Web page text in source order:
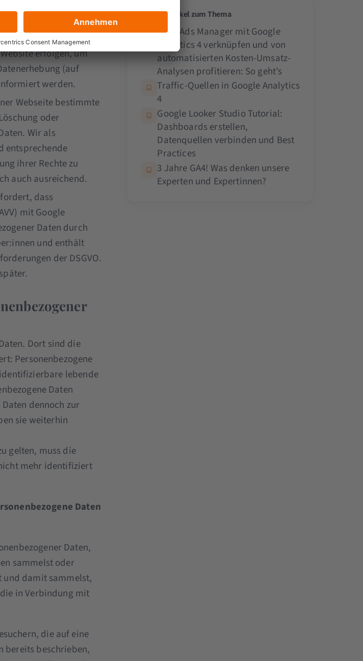
GA4
von Google
erfolgen, um
(auf
werden.
Webseite bestimmte
oder
Wir als
entsprechende
ihrer Rechte zu
auch ausreichend.
dass
mit Google
Daten durch
und enthält
der DSGVO.
Dort sind die
Personenbezogene
lebende
Daten
dennoch zur
sie weiterhin
gelten, muss die
mehr identifiziert
Daten
Daten,
sammelst oder
und damit sammelst,
in Verbindung mit
die auf eine
bereits beschrieben,
Weitere Artikel zum Thema
Meta Ads Manager mit Google
Analytics 4 verknüpfen und von
automatisierten Kosten-Umsatz-
Analysen profitieren: So geht’s
Traffic-Quellen in Google Analytics
4
Google Looker Studio Tutorial:
Dashboards erstellen,
Datenquellen verbinden und Best
Practices
3 Jahre GA4! Was denken unsere
Experten und Expertinnen?